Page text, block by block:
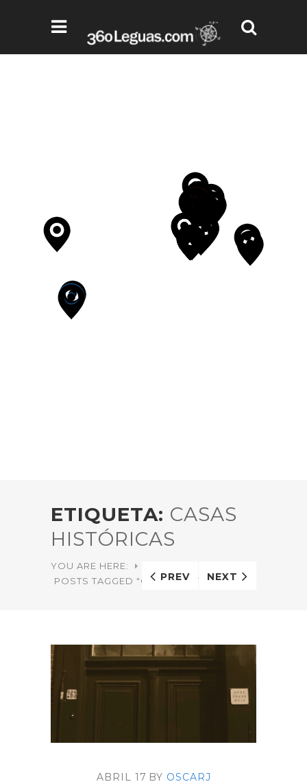
ETIQUETA: CASAS
HISTÓRICAS
YOU ARE HERE:
POSTS TAGGED "CASAS HISTÓRICAS"
PREV NEXT
ABRIL 17 BY OSCARJ